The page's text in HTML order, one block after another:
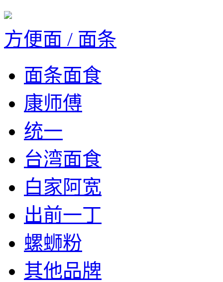
方便面 / 面条
面条面食
康师傅
统一
台湾面食
白家阿宽
出前一丁
螺蛳粉
其他品牌